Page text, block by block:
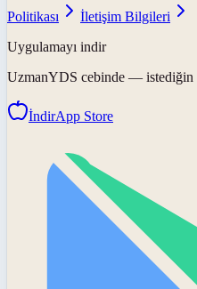
Politikası
İletişim Bilgileri
Uygulamayı indir
UzmanYDS cebinde — istediğin
İndirApp Store